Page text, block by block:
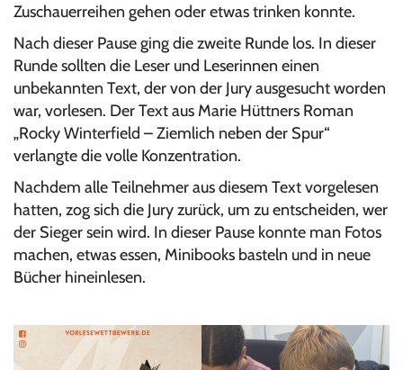
Zuschauerreihen gehen oder etwas trinken konnte.
Nach dieser Pause ging die zweite Runde los. In dieser
Runde sollten die Leser und Leserinnen einen
unbekannten Text, der von der Jury ausgesucht worden
war, vorlesen. Der Text aus Marie Hüttners Roman
„Rocky Winterfield – Ziemlich neben der Spur“
verlangte die volle Konzentration.
Nachdem alle Teilnehmer aus diesem Text vorgelesen
hatten, zog sich die Jury zurück, um zu entscheiden, wer
der Sieger sein wird. In dieser Pause konnte man Fotos
machen, etwas essen, Minibooks basteln und in neue
Bücher hineinlesen.